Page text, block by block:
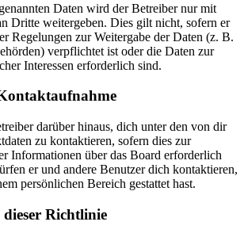
Daten wird der Betreiber nur mit
Dritte weitergeben. Dies gilt nicht, sofern er
Regelungen zur Weitergabe der Daten (z. B.
verpflichtet ist oder die Daten zur
Interessen erforderlich sind.
darüber hinaus, dich unter den von dir
zu kontaktieren, sofern dies zur
Informationen über das Board erforderlich
er und andere Benutzer dich kontaktieren,
persönlichen Bereich gestattet hast.
dieser Richtlinie